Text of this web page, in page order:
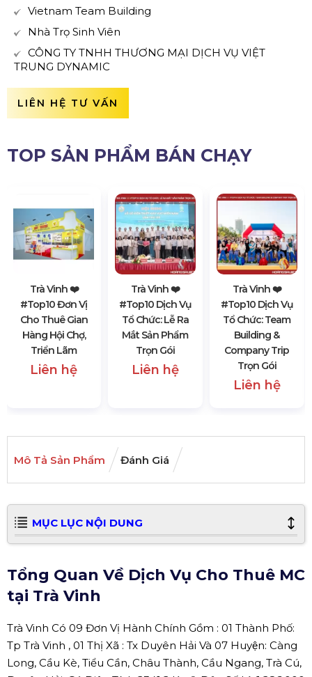
Vietnam Team Building
Nhà Trọ Sinh Viên
CÔNG TY TNHH THƯƠNG MẠI DỊCH VỤ VIỆT
TRUNG DYNAMIC
LIÊN HỆ TƯ VẤN
TOP SẢN PHẨM BÁN CHẠY
Trà Vinh ❤️️
#top10 Đơn Vị
Cho Thuê Gian
Hàng Hội Chợ,
Triển Lãm
Liên hệ
Trà Vinh ❤️️
#top10 Dịch Vụ
Tổ Chức: Lễ Ra
Mắt Sản Phẩm
Trọn Gói
Liên hệ
Trà Vinh ❤️️
#top10 Dịch Vụ
Tổ Chức: Team
Building &
Company Trip
Trọn Gói
Liên hệ
Mô Tả Sản Phẩm Đánh Giá
MỤC LỤC NỘI DUNG
Tổng Quan Về Dịch Vụ Cho Thuê MC
tại Trà Vinh
Trà Vinh Có 09 Đơn Vị Hành Chính Gồm : 01 Thành Phố:
Tp Trà Vinh , 01 Thị Xã : Tx Duyên Hải Và 07 Huyện: Càng
Long, Cầu Kè, Tiểu Cần, Châu Thành, Cầu Ngang, Trà Cú,